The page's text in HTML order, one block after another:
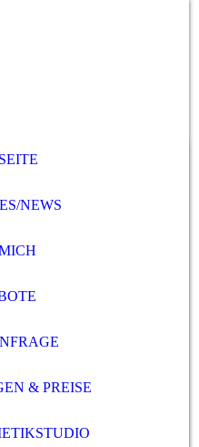
NEWS
& PREISE